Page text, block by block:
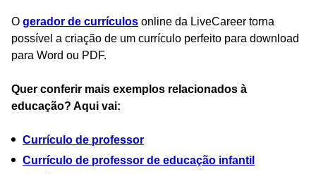
O gerador de currículos online da LiveCareer torna
possível a criação de um currículo perfeito para download
para Word ou PDF.
Quer conferir mais exemplos relacionados à
educação? Aqui vai:
Currículo de professor
Currículo de professor de educação infantil